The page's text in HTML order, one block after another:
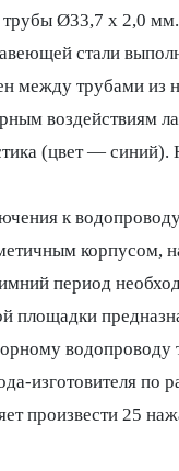
Ø33,7 x 2,0
стали
между трубами
воздействиям
(цвет —
к
корпусом,
период
площадки
водопроводу
изготовителя по
произвести 25